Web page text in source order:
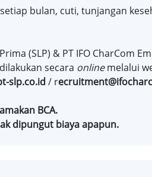
bulan, cuti, tunjangan
(SLP) & PT IFO CharCom
secara onlinemelalui
slp.co.id / r
BCA.
dipungut biaya apapun.